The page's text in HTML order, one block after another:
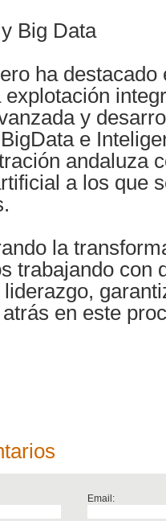
Big Data
ha destacado
y
e
andaluza
a los que
la
trabajando con
en este
Email: